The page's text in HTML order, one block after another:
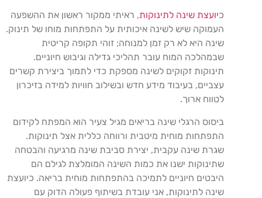
כיועצת שינה לתינוקות, ראיתי ממקור ראשון את ההשפעה
העמוקה שיש לשינה איכותית על התפתחות מוחו של תינוק.
שינה היא לא רק זמן למנוחה; זוהי תקופה קריטית
שבמהלכה המוח עובר תהליכי גדילה וגיבוש חיוניים.
תינוקות זקוקים לשינה מספקת כדי לתמוך ביצירת קשרים
עצביים, בעיבוד מידע חדש ובשילוב חוויות למידה בזיכרון
לטווח ארוך.
ביסוס הרגלי שינה בריאים מגיל צעיר הוא המפתח לקידום
התפתחות מוחית מיטבית ורווחה כללית אצל תינוקות.
שגרת שינה עקבית, יצירת סביבת שינה מרגיעה והבטחה
שתינוקות ישנו את כמות השינה המומלצת לגילם הם
היבטים חיוניים לתמיכה בהתפתחות מוחית בריאה. כיועצת
שינה לתינוקות, אני עובדת בשיתוף פעולה הדוק עם